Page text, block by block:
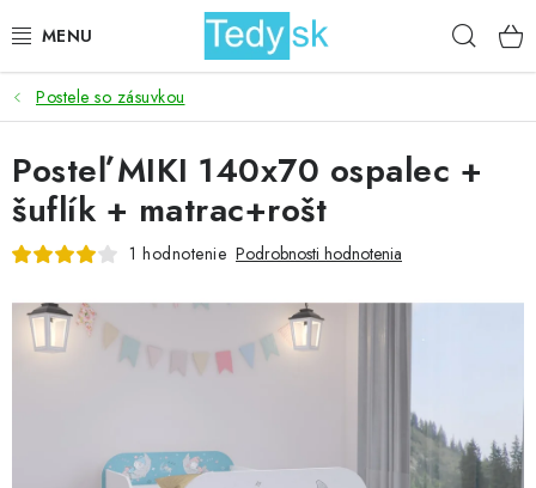
na
BICYKLE
ZÁHRADA
DOMÁCNOSŤ
DETSKÉ POSTELE
AKCIOVÝ TOVAR
Postele so zásuvkou
Posteľ MIKI 140x70 ospalec +
šuflík + matrac+rošt
1 hodnotenie Podrobnosti hodnotenia